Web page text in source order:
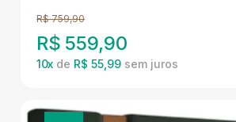
R$ 759,90
R$ 559,90
10x de R$ 55,99